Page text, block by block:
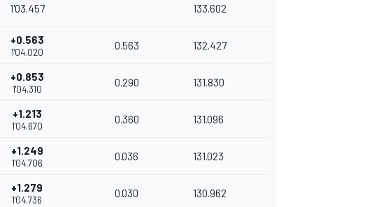
1'03.457 133.602
+0.563
1'04.020
0.563 132.427
+0.853
1'04.310
0.290 131.830
+1.213
1'04.670
0.360 131.096
+1.249
1'04.706
0.036 131.023
+1.279
1'04.736
0.030 130.962